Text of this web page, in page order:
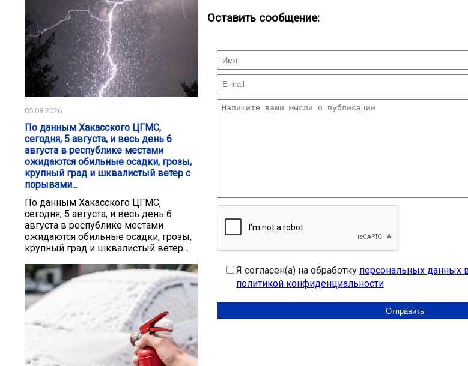
05.08.2026
По данным Хакасского ЦГМС,
сегодня, 5 августа, и весь день 6
августа в республике местами
ожидаются обильные осадки, грозы,
крупный град и шквалистый ветер с
порывами...
По данным Хакасского ЦГМС,
сегодня, 5 августа, и весь день 6
августа в республике местами
ожидаются обильные осадки, грозы,
крупный град и шквалистый ветер...
Оставить сообщение:
Я согласен(а) на обработку персональных данных
политикой конфиденциальности